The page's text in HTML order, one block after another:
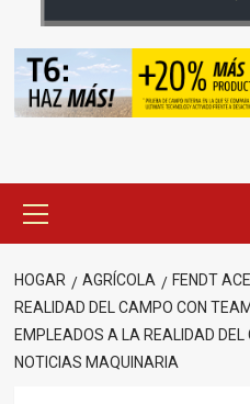
principal
HOGAR AGRÍCOLA
FENDT
REALIDAD DEL CAMPO CON
EMPLEADOS A LA REALIDAD
NOTICIAS MAQUINARIA